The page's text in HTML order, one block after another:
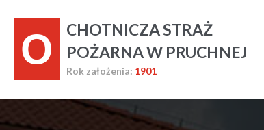
O
CHOTNICZA STRAŻ
POŻARNA W PRUCHNEJ
Rok założenia: 1901